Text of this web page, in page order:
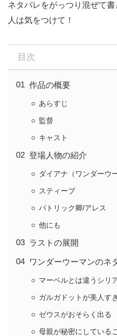
ネタバレをがっつり混ぜて
人は気をつけて！
目次
作品の概要
あらすじ
監督
キャスト
登場人物の紹介
ダイアナ（ワンダーウ
スティーブ
パトリック卿/アレス
他にも
ラストの展開
ワンダーウーマンのネ
マーベルとは違うシリ
ガルガドットが美人す
ゼウスがおそらく出る
母親が秘密にしている